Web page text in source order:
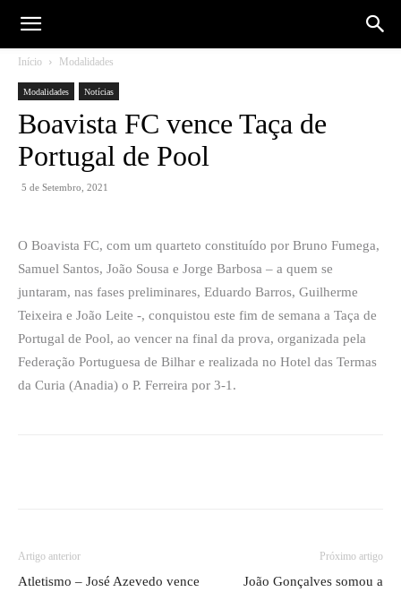
Início Modalidades
Modalidades Notícias
Boavista FC vence Taça de
Portugal de Pool
5 de Setembro, 2021
O Boavista FC, com um quarteto constituído por Bruno Fumega,
Samuel Santos, João Sousa e Jorge Barbosa – a quem se
juntaram, nas fases preliminares, Eduardo Barros, Guilherme
Teixeira e João Leite -, conquistou este fim de semana a Taça de
Portugal de Pool, ao vencer na final da prova, organizada pela
Federação Portuguesa de Bilhar e realizada no Hotel das Termas
da Curia (Anadia) o P. Ferreira por 3-1.
Artigo anterior
Atletismo – José Azevedo vence
Próximo artigo
João Gonçalves somou a